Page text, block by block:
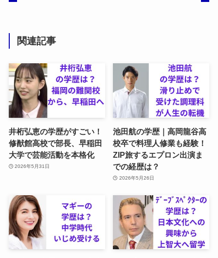
関連記事
井桁弘恵の学歴がすごい！
修猷館高校で部長、早稲田
大学で芸能活動を本格化
2026年5月31日
池田航の学歴｜高岡龍谷高
校卒で料理人修業も経験！
ZIP旅するエプロン出演ま
での経歴は？
2026年5月26日